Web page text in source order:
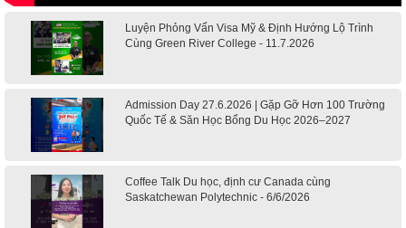
Luyện Phỏng Vấn Visa Mỹ & Định Hướng Lộ Trình
Cùng Green River College - 11.7.2026
Admission Day 27.6.2026 | Gặp Gỡ Hơn 100 Trường
Quốc Tế & Săn Học Bổng Du Học 2026–2027
Coffee Talk Du học, định cư Canada cùng
Saskatchewan Polytechnic - 6/6/2026